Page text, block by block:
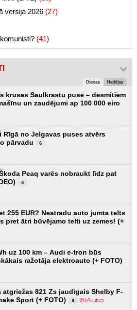
versija 2026 (27)
(41)
Dienas Nedēļas
krusas Saulkrastu pusē – desmitiem
un zaudējumi ap 100 000 eiro
Rīgā no Jelgavas puses atvērs
pārvadu
6
Peaq varēs nobraukt līdz pat
8
255 EUR? Neatradu auto jumta telts
pret ātri būvējamo telti uz zemes! (+
uz 100 km – Audi e-tron būs
ražotāja elektroauto (+ FOTO)
atgriežas 821 Zs jaudīgais Shelby F-
Sport (+ FOTO)
9